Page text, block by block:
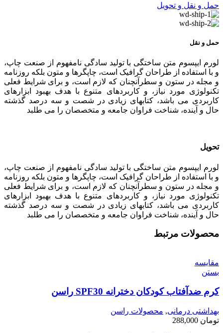
حمل و نقل و تحویل
حمل و نقل
لورم ایپسوم متن ساختگی با تولید سادگی نامفهوم از صنعت چاپ،
و با استفاده از طراحان گرافیک است، چاپگرها و متون بلکه روزنامه
و مجله در ستون و سطرآنچنان که لازم است، و برای شرایط فعلی
تکنولوژی مورد نیاز، و کاربردهای متنوع با هدف بهبود ابزارهای
کاربردی می باشد، کتابهای زیادی در شصت و سه درصد گذشته
حال و آینده، شناخت فراوان جامعه و متخصصان را می طلبد
تحویل
لورم ایپسوم متن ساختگی با تولید سادگی نامفهوم از صنعت چاپ،
و با استفاده از طراحان گرافیک است، چاپگرها و متون بلکه روزنامه
و مجله در ستون و سطرآنچنان که لازم است، و برای شرایط فعلی
تکنولوژی مورد نیاز، و کاربردهای متنوع با هدف بهبود ابزارهای
کاربردی می باشد، کتابهای زیادی در شصت و سه درصد گذشته
حال و آینده، شناخت فراوان جامعه و متخصصان را می طلبد
محصولات مرتبط
مقایسه
بستن
کرم ضدآفتاب کودکان دخترانه SPF30 راسن
بهداشتی درمانی, محصولات راسن
تومان